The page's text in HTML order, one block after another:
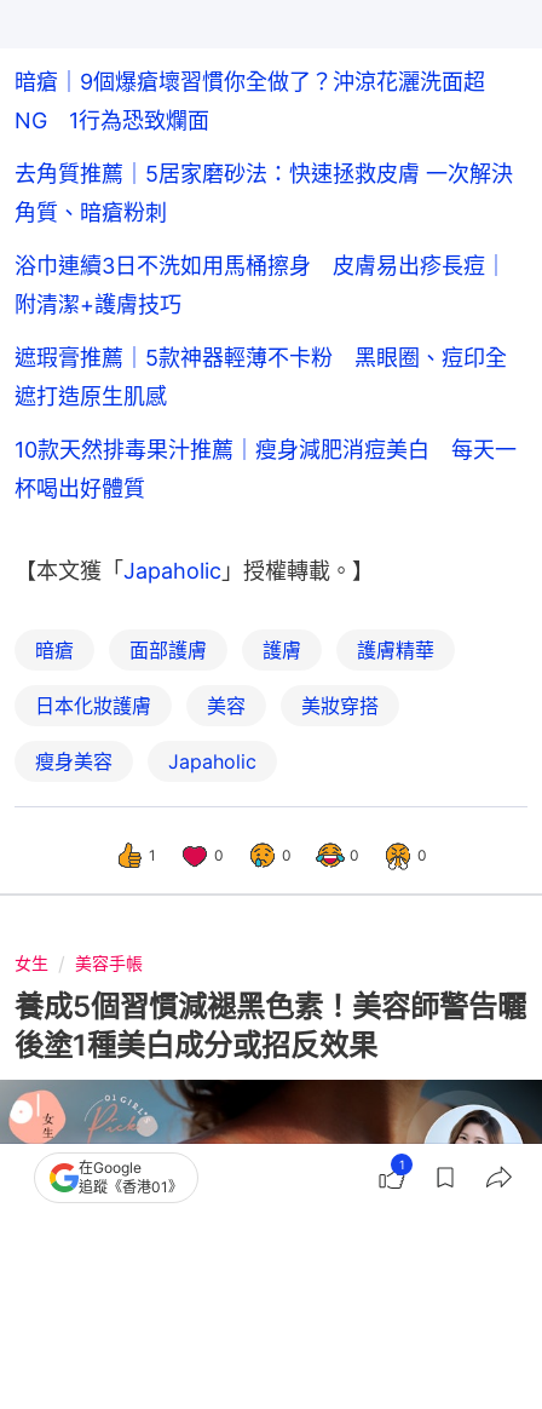
暗瘡｜9個爆瘡壞習慣你全做了？沖涼花灑洗面超
NG 1行為恐致爛面
去角質推薦｜5居家磨砂法：快速拯救皮膚 一次解決
角質、暗瘡粉刺
浴巾連續3日不洗如用馬桶擦身 皮膚易出疹長痘｜
附清潔+護膚技巧
遮瑕膏推薦｜5款神器輕薄不卡粉 黑眼圈、痘印全
遮打造原生肌感
10款天然排毒果汁推薦｜瘦身減肥消痘美白 每天一
杯喝出好體質
【本文獲「Japaholic 」授權轉載。】
暗瘡 面部護膚 護膚 護膚精華
日本化妝護膚 美容 美妝穿搭
瘦身美容 Japaholic
1 0 0 0 0
女生 美容手帳
養成5個習慣減褪黑色素！美容師警告曬
後塗1種美白成分或招反效果
在Google
追蹤《香港01》
1